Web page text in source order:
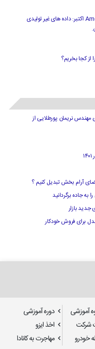
سرمایه گذاری Americas FX News 3 اکتبر: داده های غیر تولیدی
مهندس نریمان پورطلایی از
آرام بخش تبدیل کنیم ؟
به جاده برگردانید
بازار
برای فروش خودکار
آموزشی
دوره آموزشی
شرکت
اخذ ایزو
خودرو
مهاجرت به کانادا